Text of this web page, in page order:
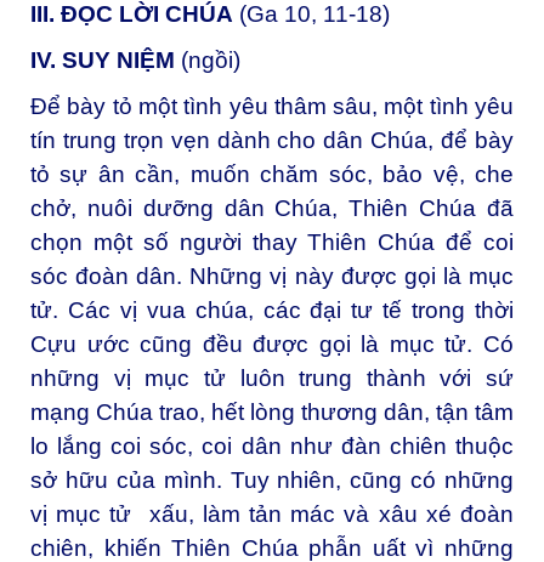
III. ĐỌC LỜI CHÚA (Ga 10, 11-18)
IV. SUY NIỆM (ngồi)
Để bày tỏ một tình yêu thâm sâu, một tình yêu
tín trung trọn vẹn dành cho dân Chúa, để bày
tỏ sự ân cần, muốn chăm sóc, bảo vệ, che
chở, nuôi dưỡng dân Chúa, Thiên Chúa đã
chọn một số người thay Thiên Chúa để coi
sóc đoàn dân. Những vị này được gọi là mục
tử. Các vị vua chúa, các đại tư tế trong thời
Cựu ước cũng đều được gọi là mục tử. Có
những vị mục tử luôn trung thành với sứ
mạng Chúa trao, hết lòng thương dân, tận tâm
lo lắng coi sóc, coi dân như đàn chiên thuộc
sở hữu của mình. Tuy nhiên, cũng có những
vị mục tử xấu, làm tản mác và xâu xé đoàn
chiên, khiến Thiên Chúa phẫn uất vì những